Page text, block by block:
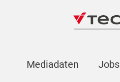
Mediadaten Jobs